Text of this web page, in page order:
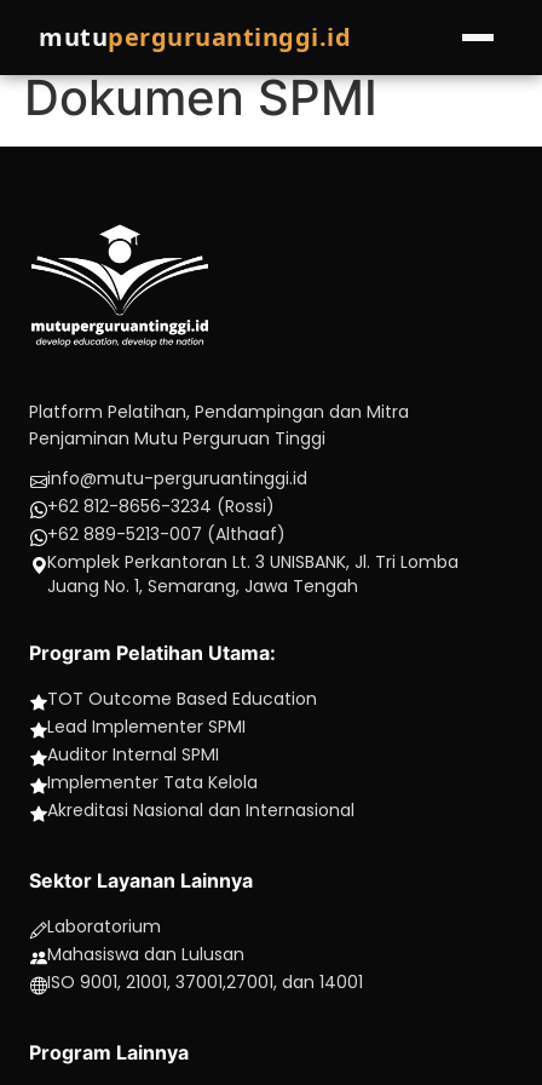
mutuperguruantinggi.id
HOME
Pendampingan
PROGRAM LAINNYA
Join Pakar
Cek Kondisi Institusi
COMPRO
BLOG
Penyusunan
Dokumen SPMI
Platform Pelatihan, Pendampingan dan Mitra
Penjaminan Mutu Perguruan Tinggi
info@mutu-perguruantinggi.id
+62 812-8656-3234 (Rossi)
+62 889-5213-007 (Althaaf)
Komplek Perkantoran Lt. 3 UNISBANK, Jl. Tri Lomba
Juang No. 1, Semarang, Jawa Tengah
Program Pelatihan Utama:
TOT Outcome Based Education
Lead Implementer SPMI
Auditor Internal SPMI
Implementer Tata Kelola
Akreditasi Nasional dan Internasional
Sektor Layanan Lainnya
Laboratorium
Mahasiswa dan Lulusan
ISO 9001, 21001, 37001,27001, dan 14001
Program Lainnya